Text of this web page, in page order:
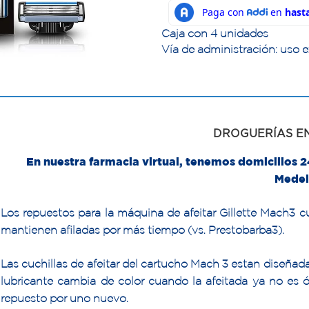
Caja con 4 unidades
Vía de administración: uso
DROGUERÍAS
En nuestra farmacia virtual, tenemos domicilios
Los repuestos para la máquina de afeitar Gillette Mach3
mantienen afiladas por más tiempo (vs. Prestobarba3).
Las cuchillas de afeitar del cartucho Mach 3 estan
lubricante cambia de color cuando la afeitada ya no es
repuesto por uno nuevo.